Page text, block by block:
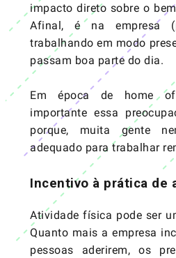
impacto direto sobre o
Afinal, é na empresa
trabalhando em modo
passam boa parte do dia.
Em época de home
importante essa
porque, muita gente
adequado para trabalhar
Incentivo à prática de
Atividade física pode ser
Quanto mais a empresa
pessoas aderirem, os